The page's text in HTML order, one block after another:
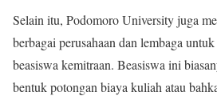
Selain itu, Podomoro University juga
berbagai perusahaan dan lembaga
beasiswa kemitraan. Beasiswa ini
bentuk potongan biaya kuliah atau